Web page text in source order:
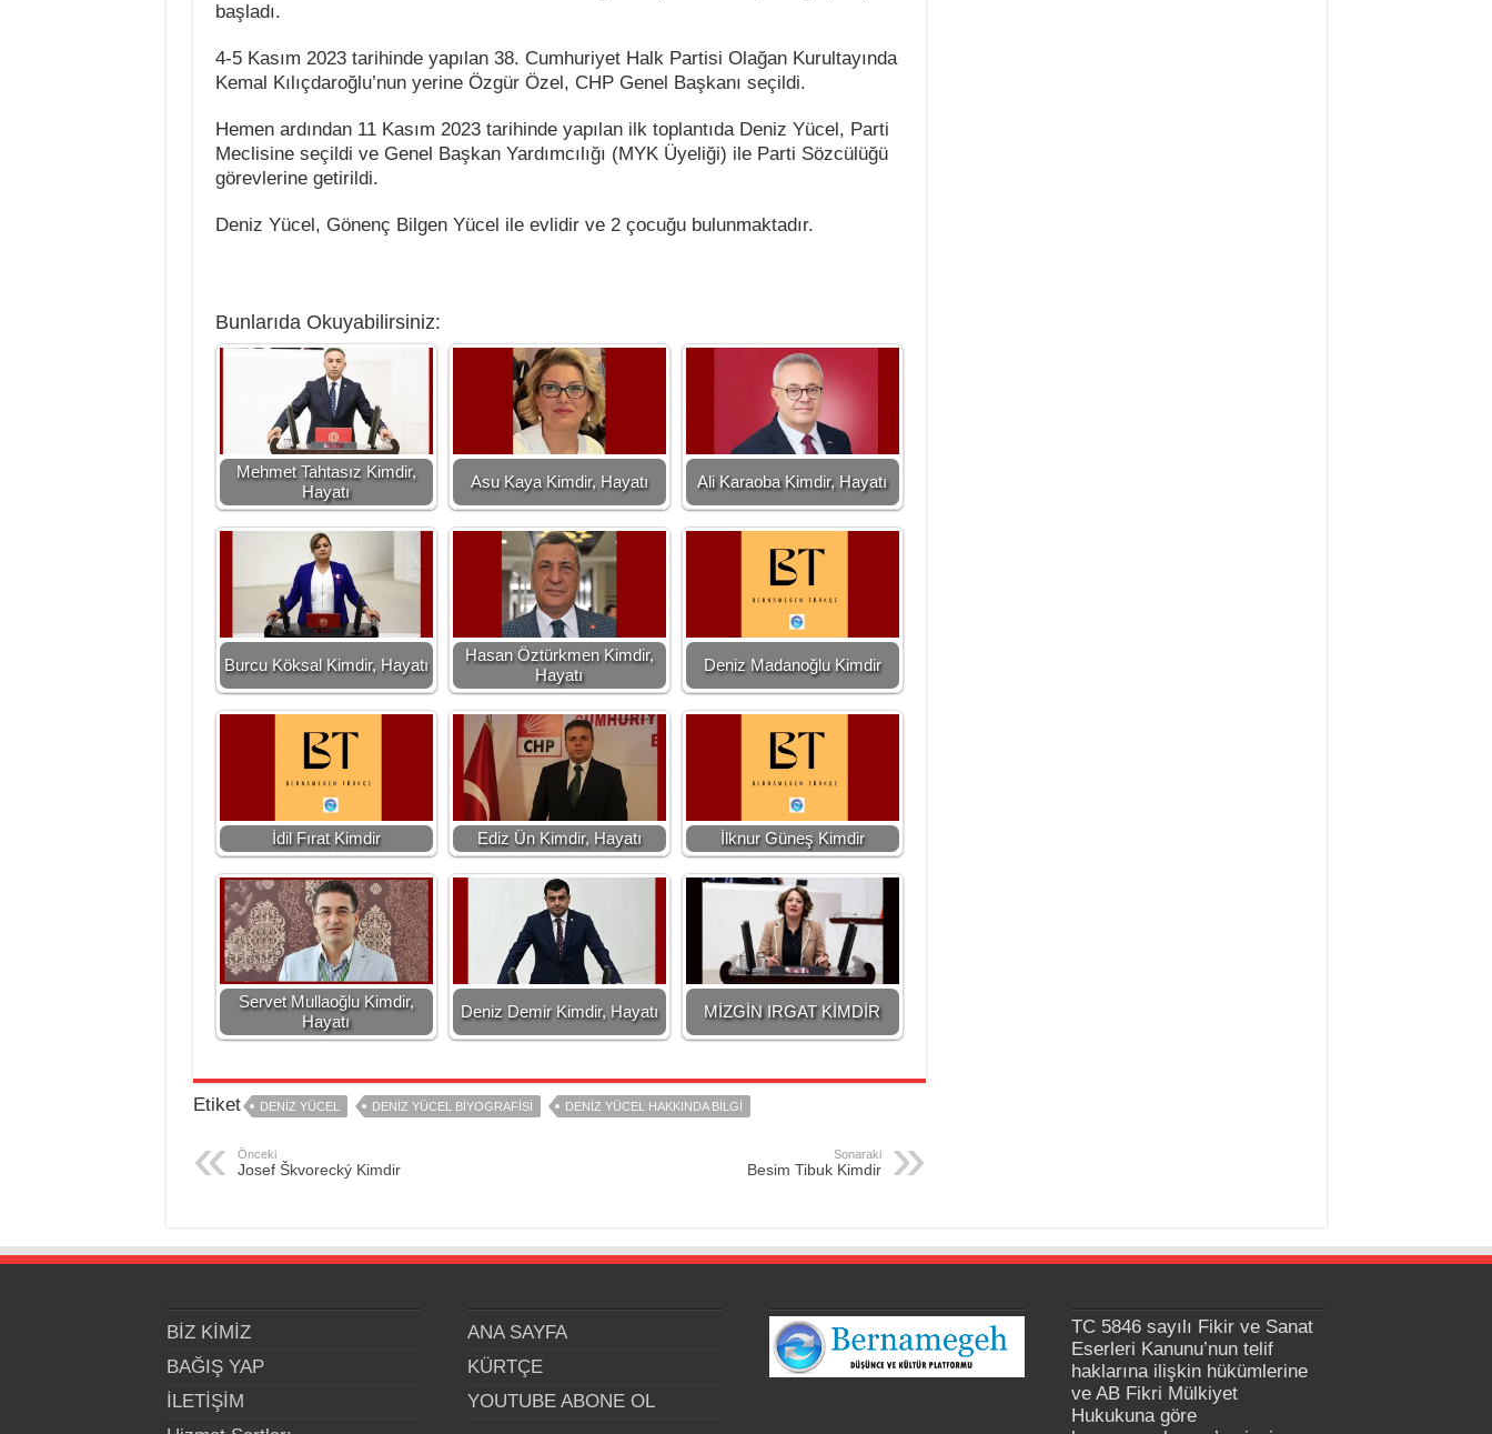
başladı.
4-5 Kasım 2023 tarihinde yapılan 38. Cumhuriyet Halk Partisi Olağan Kurultayında
Kemal Kılıçdaroğlu’nun yerine Özgür Özel, CHP Genel Başkanı seçildi.
Hemen ardından 11 Kasım 2023 tarihinde yapılan ilk toplantıda Deniz Yücel, Parti
Meclisine seçildi ve Genel Başkan Yardımcılığı (MYK Üyeliği) ile Parti Sözcülüğü
görevlerine getirildi.
Deniz Yücel, Gönenç Bilgen Yücel ile evlidir ve 2 çocuğu bulunmaktadır.
Bunlarıda Okuyabilirsiniz:
Mehmet Tahtasız Kimdir,
Hayatı
Asu Kaya Kimdir, Hayatı Ali Karaoba Kimdir, Hayatı
Burcu Köksal Kimdir, Hayatı
Hasan Öztürkmen Kimdir,
Hayatı
Deniz Madanoğlu Kimdir
İdil Fırat Kimdir Ediz Ün Kimdir, Hayatı İlknur Güneş Kimdir
Servet Mullaoğlu Kimdir,
Hayatı
Deniz Demir Kimdir, Hayatı MİZGİN IRGAT KİMDİR
Etiket DENIZ YÜCEL DENIZ YÜCEL BIYOGRAFISI DENIZ YÜCEL HAKKINDA BILGI
Önceki
Josef Škvorecký Kimdir
Sonaraki
Besim Tibuk Kimdir
BİZ KİMİZ
BAĞIŞ YAP
İLETİŞİM
ANA SAYFA
KÜRTÇE
YOUTUBE ABONE OL
TC 5846 sayılı Fikir ve Sanat
Eserleri Kanunu’nun telif
haklarına ilişkin hükümlerine
ve AB Fikri Mülkiyet
Hukukuna göre